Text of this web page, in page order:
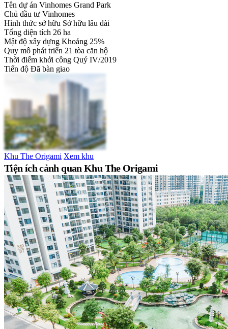
Tên dự án Vinhomes Grand Park
Chủ đầu tư Vinhomes
Hình thức sở hữu Sở hữu lâu dài
Tổng diện tích 26 ha
Mật độ xây dựng Khoảng 25%
Quy mô phát triển 21 tòa căn hộ
Thời điểm khởi công Quý IV/2019
Tiến độ Đã bàn giao
Khu The Origami Xem khu
Tiện ích cảnh quan Khu The Origami